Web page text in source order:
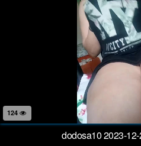
dodosa10 2023-